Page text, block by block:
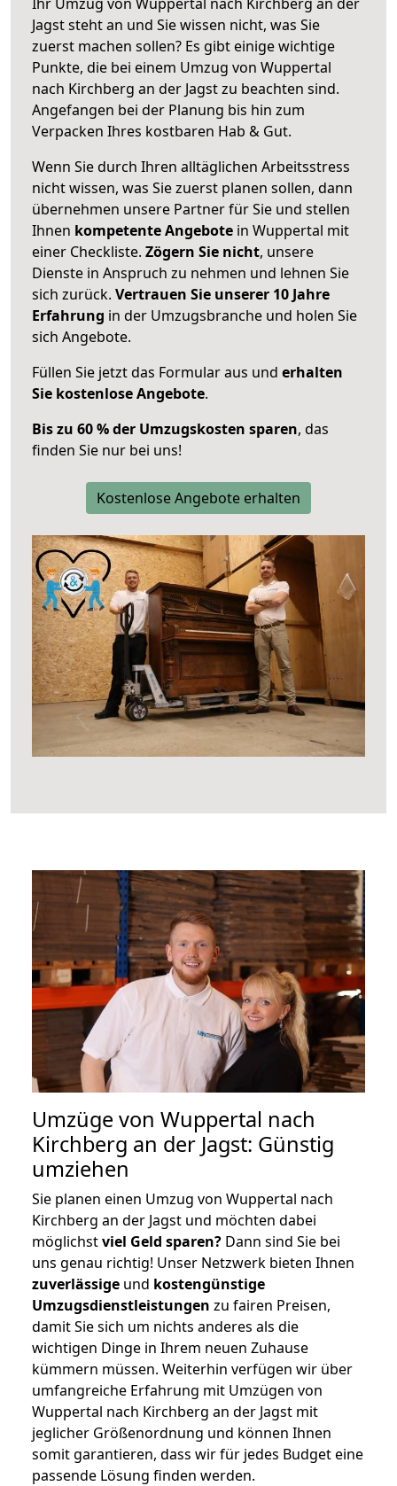
Jagst steht an und Sie wissen nicht, was Sie
zuerst machen sollen? Es gibt einige wichtige
Punkte, die bei einem Umzug von Wuppertal
nach Kirchberg an der Jagst zu beachten sind.
Angefangen bei der Planung bis hin zum
Verpacken Ihres kostbaren Hab & Gut.
Wenn Sie durch Ihren alltäglichen Arbeitsstress
nicht wissen, was Sie zuerst planen sollen, dann
übernehmen unsere Partner für Sie und stellen
Ihnen kompetente Angebote in Wuppertal mit
einer Checkliste. Zögern Sie nicht, unsere
Dienste in Anspruch zu nehmen und lehnen Sie
sich zurück. Vertrauen Sie unserer 10 Jahre
Erfahrung in der Umzugsbranche und holen Sie
sich Angebote.
Füllen Sie jetzt das Formular aus und erhalten
Sie kostenlose Angebote.
Bis zu 60 % der Umzugskosten sparen, das
finden Sie nur bei uns!
Kostenlose Angebote erhalten
Umzüge von Wuppertal nach
Kirchberg an der Jagst: Günstig
umziehen
Sie planen einen Umzug von Wuppertal nach
Kirchberg an der Jagst und möchten dabei
möglichstviel Geld sparen? Dann sind Sie bei
uns genau richtig! Unser Netzwerk bieten Ihnen
zuverlässige und kostengünstige
Umzugsdienstleistungen zu fairen Preisen,
damit Sie sich um nichts anderes als die
wichtigen Dinge in Ihrem neuen Zuhause
kümmern müssen. Weiterhin verfügen wir über
umfangreiche Erfahrung mit Umzügen von
Wuppertal nach Kirchberg an der Jagst mit
jeglicher Größenordnung und können Ihnen
somit garantieren, dass wir für jedes Budget eine
passende Lösung finden werden.